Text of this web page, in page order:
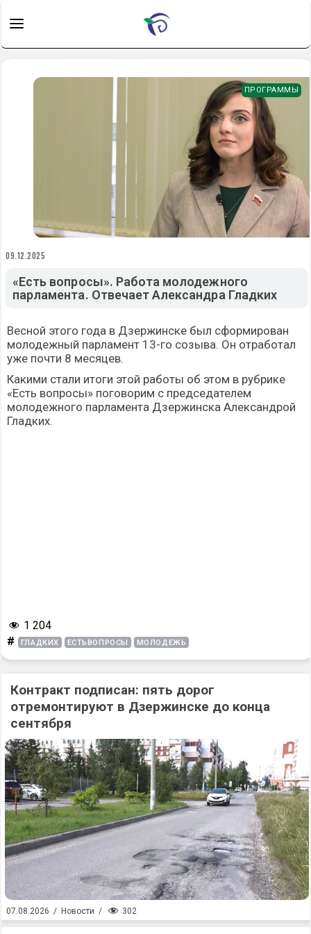
ПРОГРАММЫ
09.12.2025
«Есть вопросы». Работа молодежного
парламента. Отвечает Александра Гладких
Весной этого года в Дзержинске был сформирован
молодежный парламент 13-го созыва. Он отработал
уже почти 8 месяцев.
Какими стали итоги этой работы об этом в рубрике
«Есть вопросы» поговорим с председателем
молодежного парламента Дзержинска Александрой
Гладких.
1 204
# ГЛАДКИХ ЕСТЬВОПРОСЫ МОЛОДЕЖЬ
Контракт подписан: пять дорог
отремонтируют в Дзержинске до конца
сентября
07.08.2026 / Новости / 302